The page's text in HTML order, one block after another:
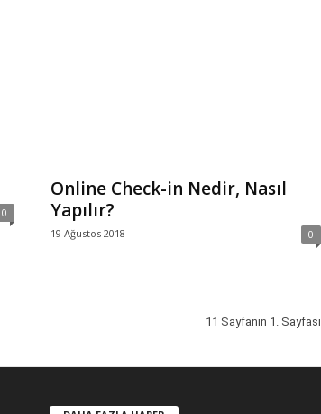
0
Online Check-in Nedir, Nasıl
Yapılır?
19 Ağustos 2018 0
11 Sayfanın 1. Sayfası